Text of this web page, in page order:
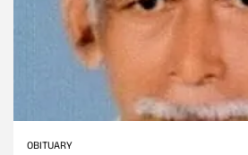
OBITUARY